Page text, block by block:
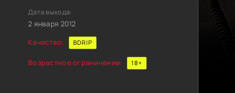
Дата выхода:
2 января 2012
Качество:
BDRIP
Возрастное ограничение: 18+